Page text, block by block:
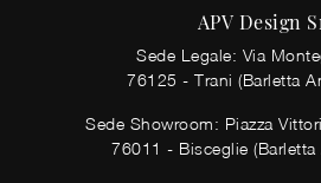
APV Design
Sede Legale: Via
76125 - Trani (Barletta
Sede Showroom: Piazza
76011 - Bisceglie (Barletta